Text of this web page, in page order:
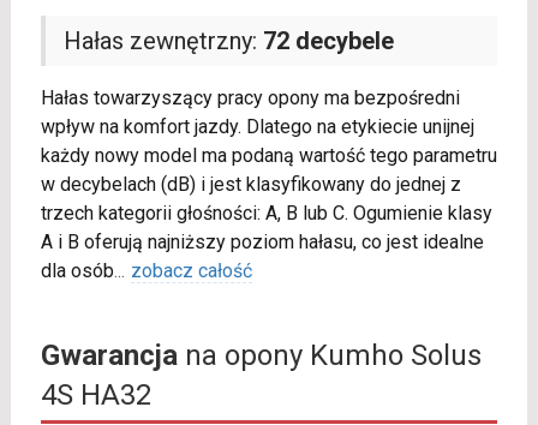
Hałas zewnętrzny: 72 decybele
Hałas towarzyszący pracy opony ma bezpośredni
wpływ na komfort jazdy. Dlatego na etykiecie unijnej
każdy nowy model ma podaną wartość tego parametru
w decybelach (dB) i jest klasyfikowany do jednej z
trzech kategorii głośności: A, B lub C. Ogumienie klasy
A i B oferują najniższy poziom hałasu, co jest idealne
dla osób... zobacz całość
Gwarancjana opony Kumho Solus
4S HA32